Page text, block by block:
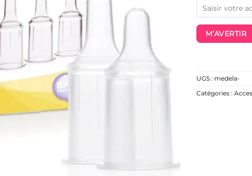
M’AVERTIR
UGS : medela-
Catégories :